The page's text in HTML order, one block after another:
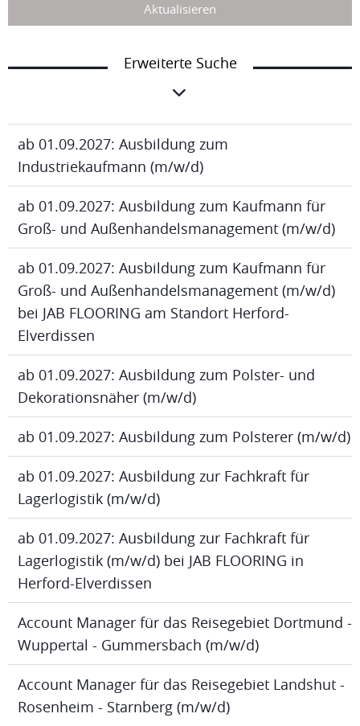
Aktualisieren
Erweiterte Suche
ab 01.09.2027: Ausbildung zum
Industriekaufmann (m/w/d)
ab 01.09.2027: Ausbildung zum Kaufmann für
Groß- und Außenhandelsmanagement (m/w/d)
ab 01.09.2027: Ausbildung zum Kaufmann für
Groß- und Außenhandelsmanagement (m/w/d)
bei JAB FLOORING am Standort Herford-
Elverdissen
ab 01.09.2027: Ausbildung zum Polster- und
Dekorationsnäher (m/w/d)
ab 01.09.2027: Ausbildung zum Polsterer (m/w/d)
ab 01.09.2027: Ausbildung zur Fachkraft für
Lagerlogistik (m/w/d)
ab 01.09.2027: Ausbildung zur Fachkraft für
Lagerlogistik (m/w/d) bei JAB FLOORING in
Herford-Elverdissen
Account Manager für das Reisegebiet Dortmund -
Wuppertal - Gummersbach (m/w/d)
Account Manager für das Reisegebiet Landshut -
Rosenheim - Starnberg (m/w/d)